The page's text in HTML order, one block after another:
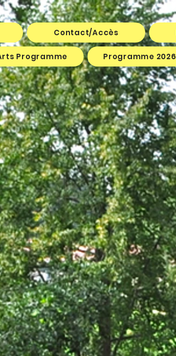
Contact/Accès
Programme Programme 2026